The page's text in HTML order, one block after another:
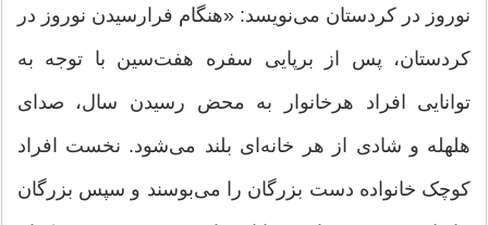
نوروز در کردستان می‌نویسد: «هنگام فرارسیدن نوروز در
کردستان،‌ پس از برپایی سفره هفت‌سین با توجه به
توانایی افراد هرخانوار به محض رسیدن سال، صدای
هلهله و شادی از هر خانه‌ای بلند می‌شود. نخست افراد
کوچک خانواده دست بزرگان را می‌بوسند و سپس بزرگان